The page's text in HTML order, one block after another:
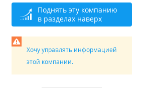
Поднять эту компанию
в разделах наверх
Хочу управлять информацией
этой компании.